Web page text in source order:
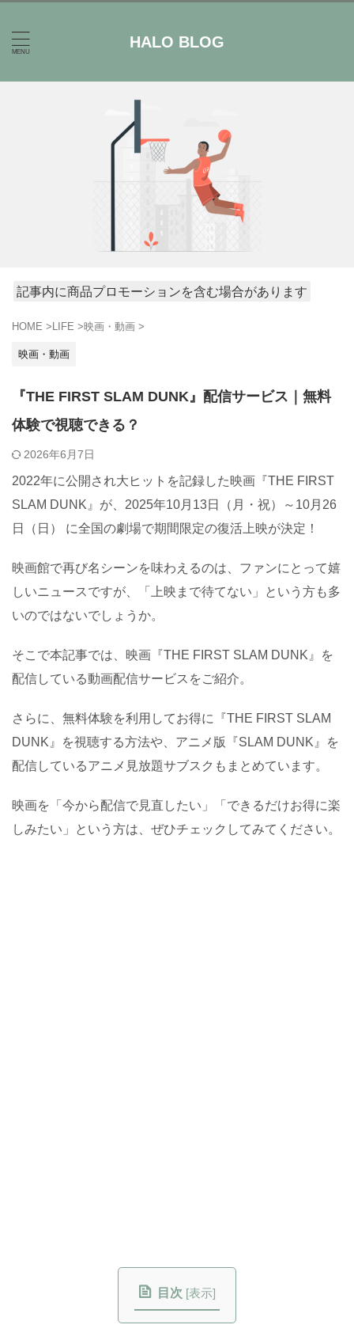
HALO BLOG
記事内に商品プロモーションを含む場合があります
HOME > LIFE >映画・動画 >
映画・動画
『THE FIRST SLAM DUNK』配信サービス｜無料
体験で視聴できる？
2026年6月7日
2022年に公開され大ヒットを記録した映画『THE FIRST
SLAM DUNK』が、2025年10月13日（月・祝）～10月26
日（日） に全国の劇場で期間限定の復活上映が決定！
映画館で再び名シーンを味わえるのは、ファンにとって嬉
しいニュースですが、「上映まで待てない」という方も多
いのではないでしょうか。
そこで本記事では、映画『THE FIRST SLAM DUNK』を
配信している動画配信サービスをご紹介。
さらに、無料体験を利用してお得に『THE FIRST SLAM
DUNK』を視聴する方法や、アニメ版『SLAM DUNK』を
配信しているアニメ見放題サブスクもまとめています。
映画を「今から配信で見直したい」「できるだけお得に楽
しみたい」という方は、ぜひチェックしてみてください。
目次 [表示]